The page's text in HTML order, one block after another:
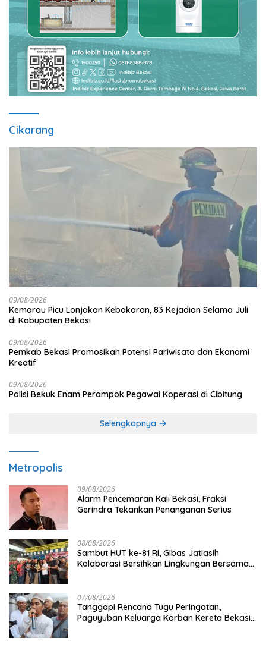
Cikarang
09/08/2026
Kemarau Picu Lonjakan Kebakaran, 83 Kejadian Selama Juli
di Kabupaten Bekasi
09/08/2026
Pemkab Bekasi Promosikan Potensi Pariwisata dan Ekonomi
Kreatif
09/08/2026
Polisi Bekuk Enam Perampok Pegawai Koperasi di Cibitung
Selengkapnya
Metropolis
09/08/2026
Alarm Pencemaran Kali Bekasi, Fraksi
Gerindra Tekankan Penanganan Serius
08/08/2026
Sambut HUT ke-81 RI, Gibas Jatiasih
Kolaborasi Bersihkan Lingkungan Bersama
07/08/2026
Tanggapi Rencana Tugu Peringatan,
Paguyuban Keluarga Korban Kereta Bekasi